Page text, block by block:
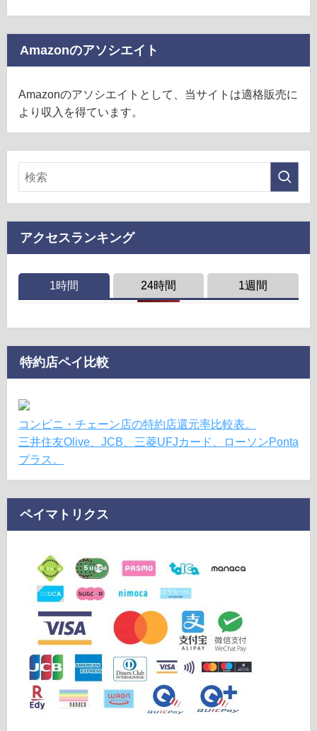
Amazonのアソシエイト
Amazonのアソシエイトとして、当サイトは適格販売に
より収入を得ています。
アクセスランキング
1時間 24時間 1週間
特約店ペイ比較
コンビニ・チェーン店の特約店還元率比較表。
三井住友Olive、JCB、三菱UFJカード、ローソンPonta
プラス。
ペイマトリクス